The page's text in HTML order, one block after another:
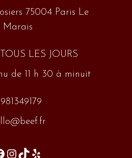
75004 Paris Le
Marais
LES JOURS
de 11 h 30 à minuit
Instagram
TikTok
Yelp